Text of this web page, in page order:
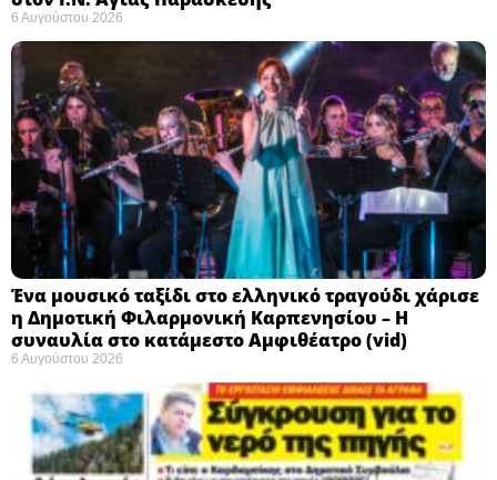
6 Αυγούστου 2026
Ένα μουσικό ταξίδι στο ελληνικό τραγούδι χάρισε
η Δημοτική Φιλαρμονική Καρπενησίου – Η
συναυλία στο κατάμεστο Αμφιθέατρο (vid)
6 Αυγούστου 2026